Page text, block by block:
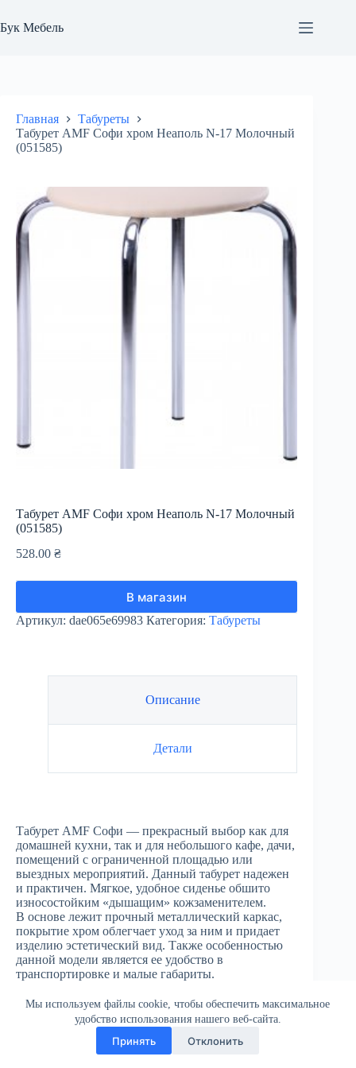
к
сути
Мы используем файлы cookie, чтобы обеспечить максимальное
удобство использования нашего веб-сайта.
Принять Отклонить
Бук Мебель
Главная
Табуреты
Табурет AMF Софи хром Неаполь N-17 Молочный
(051585)
Табурет AMF Софи хром Неаполь N-17 Молочный
(051585)
528.00 ₴
В магазин
Артикул: dae065e69983 Категория: Табуреты
Описание
Детали
Табурет AMF Софи — прекрасный выбор как для
домашней кухни, так и для небольшого кафе, дачи,
помещений с ограниченной площадью или
выездных мероприятий. Данный табурет надежен
и практичен. Мягкое, удобное сиденье обшито
износостойким «дышащим» кожзаменителем.
В основе лежит прочный металлический каркас,
покрытие хром облегчает уход за ним и придает
изделию эстетический вид. Также особенностью
данной модели является ее удобство в
транспортировке и малые габариты.